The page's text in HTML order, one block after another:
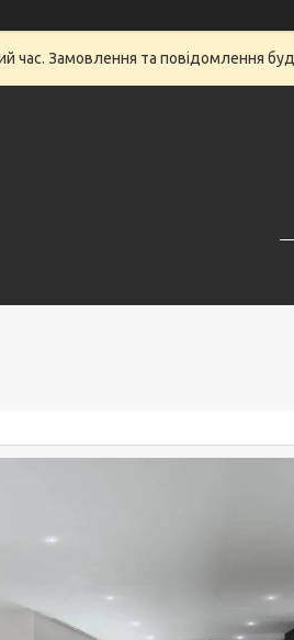
час. Замовлення та повідомлення